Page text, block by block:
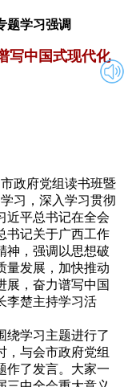
日
题学习强调
写中国式现代化
政府党组读书班暨
习，深入学习贯彻
近平总书记在全会
书记关于广西工作
神，强调以思想破
量发展，加快推动
展，奋力谱写中国
李楚主持学习活
学习主题进行了
，与会市政府党组
作了发言。大家一